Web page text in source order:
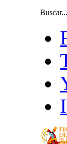
Buscar...